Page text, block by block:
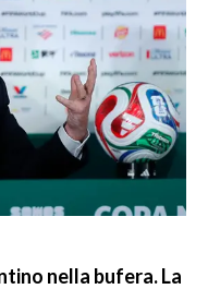
nella bufera. La